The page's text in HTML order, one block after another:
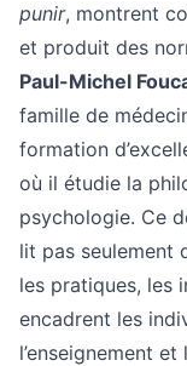
punir, montrent
et produit des
Paul-Michel
famille de
formation
où il étudie la
psychologie. Ce
lit pas seulement
les pratiques, les
encadrent les
l’enseignement